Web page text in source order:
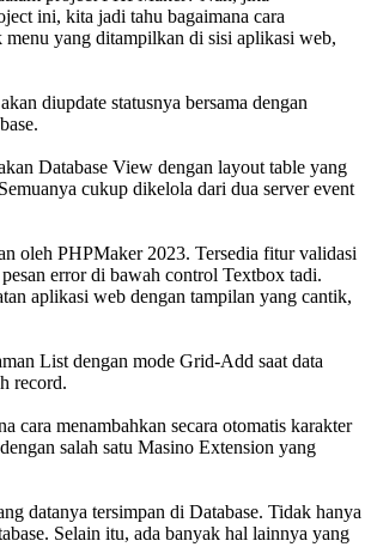
ini, kita jadi tahu bagaimana cara
yang ditampilkan di sisi aplikasi web,
diupdate statusnya bersama dengan
Database View dengan layout table yang
cukup dikelola dari dua server event
oleh PHPMaker 2023. Tersedia fitur validasi
error di bawah control Textbox tadi.
aplikasi web dengan tampilan yang cantik,
List dengan mode Grid-Add saat data
record.
cara menambahkan secara otomatis karakter
salah satu Masino Extension yang
datanya tersimpan di Database. Tidak hanya
Selain itu, ada banyak hal lainnya yang